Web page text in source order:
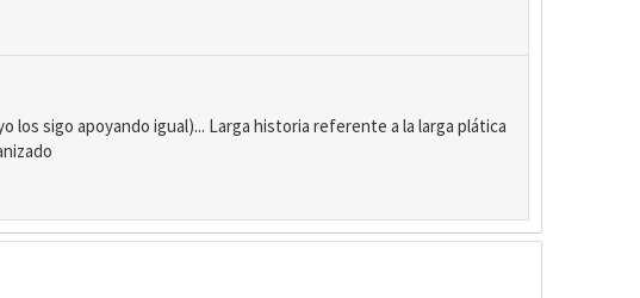
los sigo apoyando igual)... Larga historia referente a la larga plática